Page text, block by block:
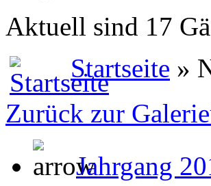
Aktuell sind 17
Startseite »
Zurück zur
Jahrgang